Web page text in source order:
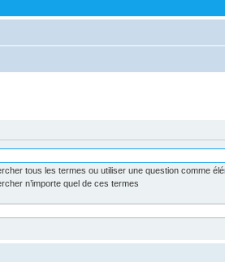
tous les termes ou utiliser une question comme
n’importe quel de ces termes